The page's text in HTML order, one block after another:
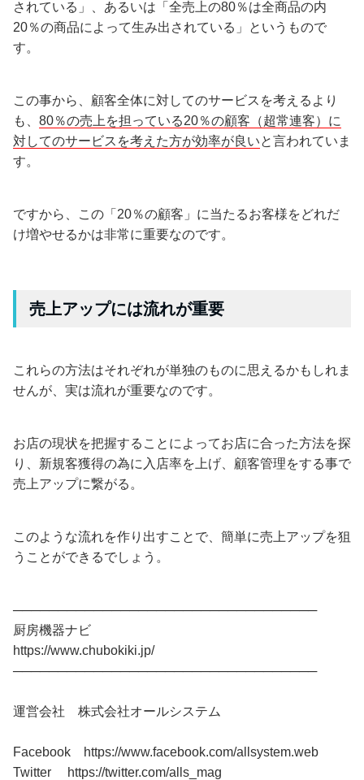
されている」、あるいは「全売上の80％は全商品の内
20％の商品によって生み出されている」というもので
す。
この事から、顧客全体に対してのサービスを考えるより
も、 80％の売上を担っている20％の顧客（超常連客）に
対してのサービスを考えた方が効率が良いと言われていま
す。
ですから、この「20％の顧客」に当たるお客様をどれだ
け増やせるかは非常に重要なのです。
売上アップには流れが重要
これらの方法はそれぞれが単独のものに思えるかもしれま
せんが、実は流れが重要なのです。
お店の現状を把握することによってお店に合った方法を探
り、新規客獲得の為に入店率を上げ、顧客管理をする事で
売上アップに繋がる。
このような流れを作り出すことで、簡単に売上アップを狙
うことができるでしょう。
──────────────────────────────────
厨房機器ナビ
https://www.chubokiki.jp/
──────────────────────────────────
運営会社 株式会社オールシステム
Facebook https://www.facebook.com/allsystem.web
Twitter https://twitter.com/alls_mag